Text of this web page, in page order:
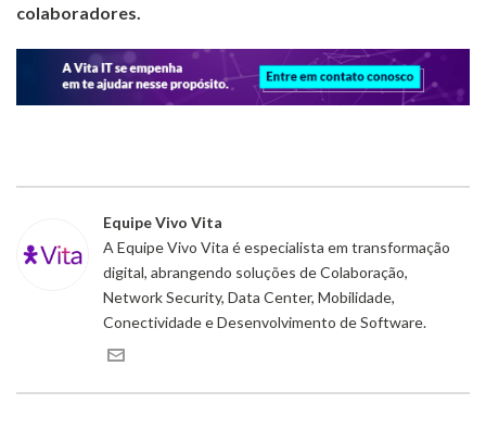
colaboradores.
Equipe Vivo Vita
A Equipe Vivo Vita é especialista em transformação
digital, abrangendo soluções de Colaboração,
Network Security, Data Center, Mobilidade,
Conectividade e Desenvolvimento de Software.